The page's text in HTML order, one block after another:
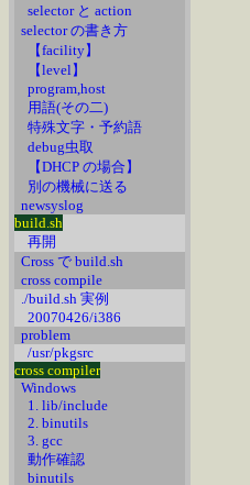
selector と action
selector の書き方
【facility】
【level】
program,host
用語(その二)
特殊文字・予約語
debug虫取
【DHCP の場合】
別の機械に送る
newsyslog
build.sh
再開
Cross で build.sh
cross compile
./build.sh 実例
20070426/i386
problem
/usr/pkgsrc
cross compiler
Windows
1. lib/include
2. binutils
3. gcc
動作確認
binutils